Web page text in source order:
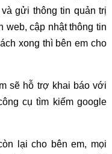
gửi thông tin quản trị
web, cập nhật thông tin
xong thì bên em cho
sẽ hỗ trợ khai báo với
cụ tìm kiếm google
lại cho bên em, mọi